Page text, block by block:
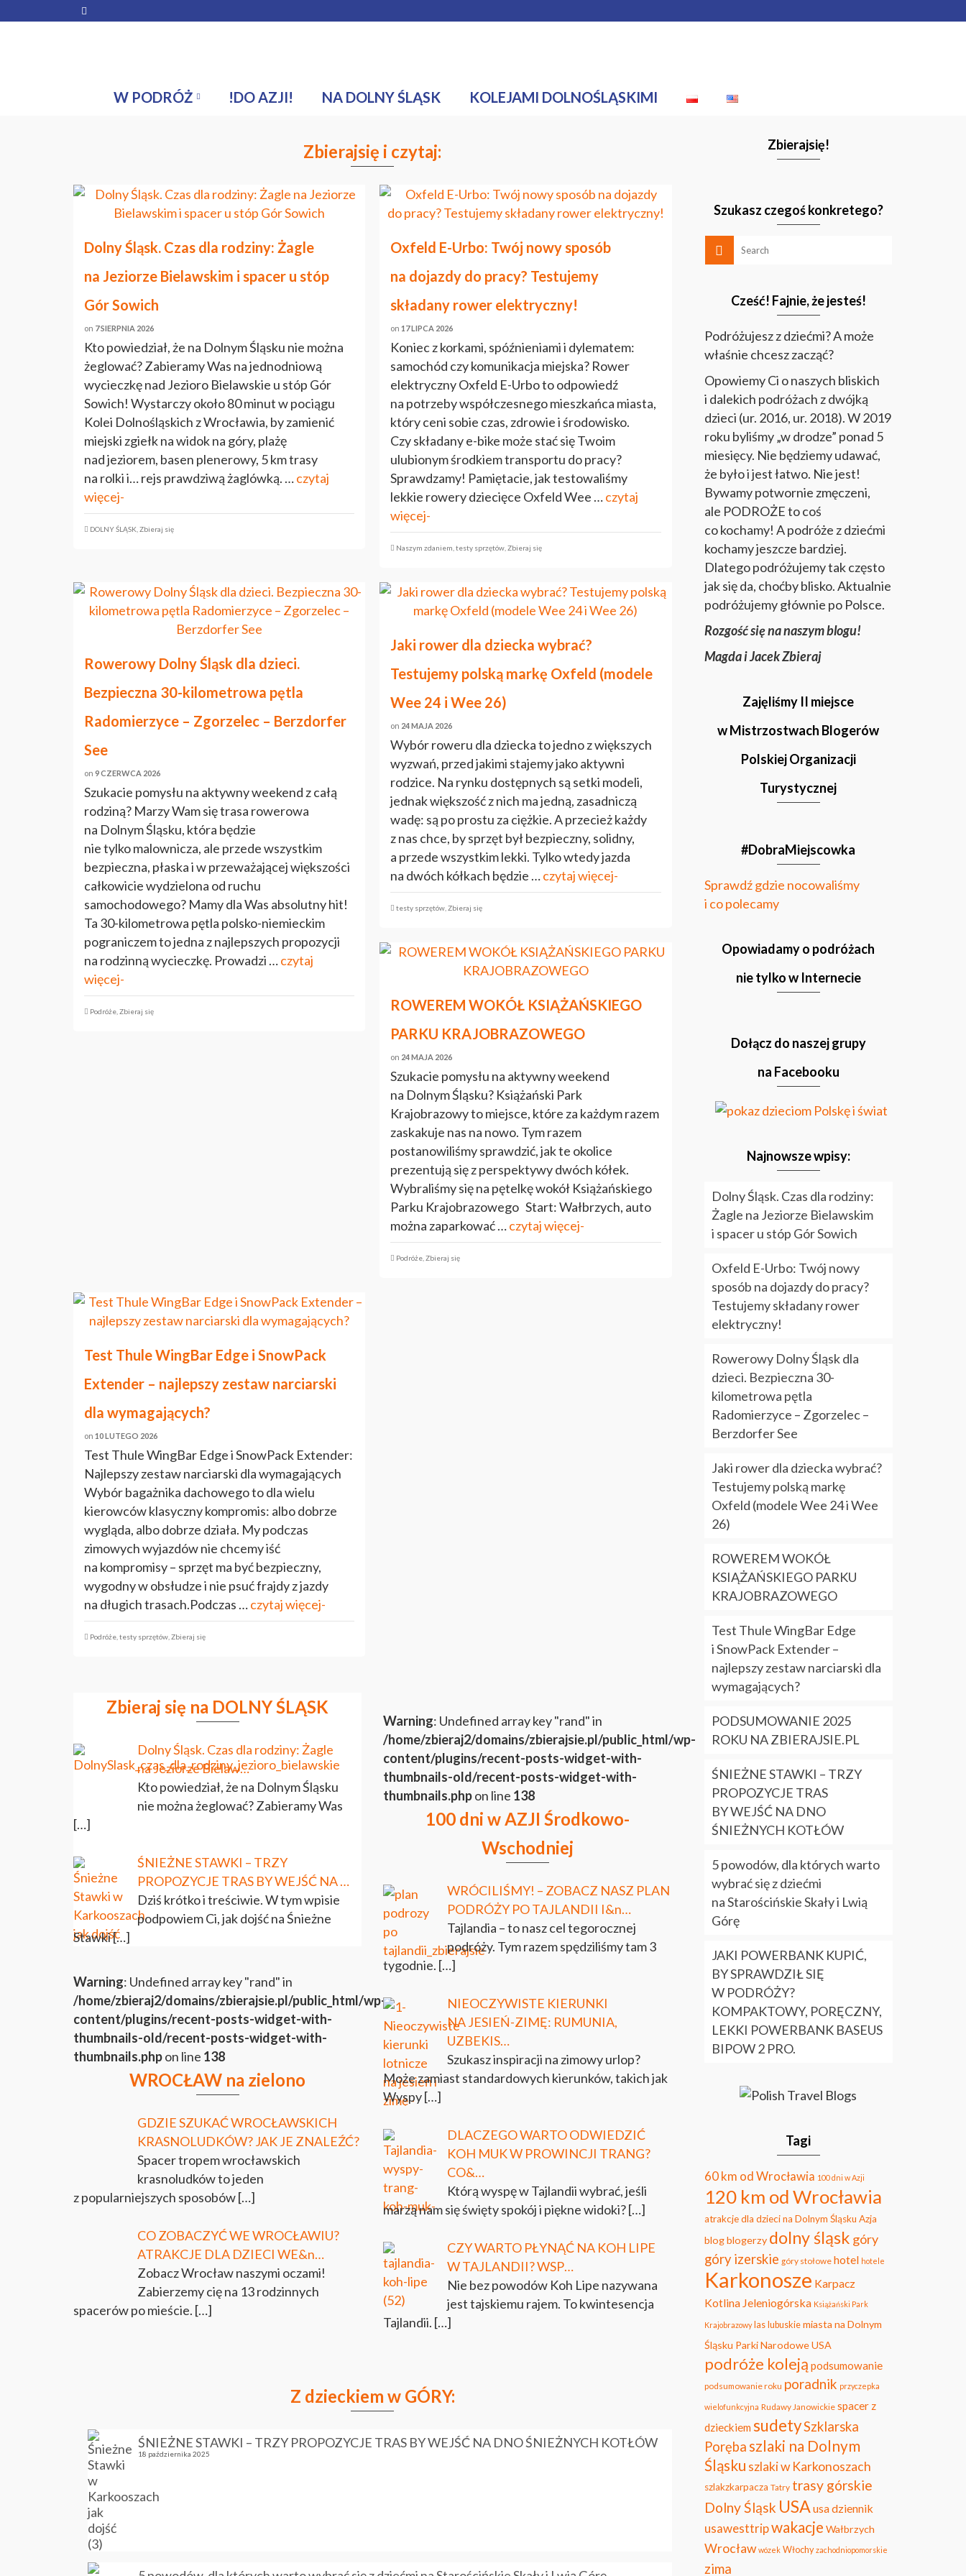
W PODRÓŻ !DO AZJI! NA DOLNY ŚLĄSK KOLEJAMI DOLNOŚLĄSKIMI
Zbierajsię i czytaj:
Dolny Śląsk. Czas dla rodziny: Żagle
na Jeziorze Bielawskim i spacer u stóp
Gór Sowich
on 7 SIERPNIA 2026
Kto powiedział, że na Dolnym Śląsku nie można
żeglować? Zabieramy Was na jednodniową
wycieczkę nad Jezioro Bielawskie u stóp Gór
Sowich! Wystarczy około 80 minut w pociągu
Kolei Dolnośląskich z Wrocławia, by zamienić
miejski zgiełk na widok na góry, plażę
nad jeziorem, basen plenerowy, 5 km trasy
na rolki i… rejs prawdziwą żaglówką. …czytaj
więcej-
DOLNY ŚLĄSK Zbieraj się
Oxfeld E-Urbo: Twój nowy sposób
na dojazdy do pracy? Testujemy
składany rower elektryczny!
on17 LIPCA 2026
Koniec z korkami, spóźnieniami i dylematem:
samochód czy komunikacja miejska? Rower
elektryczny Oxfeld E-Urbo to odpowiedź
na potrzeby współczesnego mieszkańca miasta,
który ceni sobie czas, zdrowie i środowisko.
Czy składany e-bike może stać się Twoim
ulubionym środkiem transportu do pracy?
Sprawdzamy! Pamiętacie, jak testowaliśmy
lekkie rowery dziecięce Oxfeld Wee …czytaj
więcej-
Naszym zdaniem ,testy sprzętów ,Zbieraj się
Rowerowy Dolny Śląsk dla dzieci.
Bezpieczna 30-kilometrowa pętla
Radomierzyce – Zgorzelec – Berzdorfer
See
on 9 CZERWCA 2026
Szukacie pomysłu na aktywny weekend z całą
rodziną? Marzy Wam się trasa rowerowa
na Dolnym Śląsku, która będzie
nie tylko malownicza, ale przede wszystkim
bezpieczna, płaska i w przeważającej większości
całkowicie wydzielona od ruchu
samochodowego? Mamy dla Was absolutny hit!
Ta 30-kilometrowa pętla polsko-niemieckim
pograniczem to jedna z najlepszych propozycji
na rodzinną wycieczkę. Prowadzi …czytaj
więcej-
Podróże Zbieraj się
Jaki rower dla dziecka wybrać?
Testujemy polską markę Oxfeld (modele
Wee 24 i Wee 26)
on 24 MAJA 2026
Wybór roweru dla dziecka to jedno z większych
wyzwań, przed jakimi stajemy jako aktywni
rodzice. Na rynku dostępnych są setki modeli,
jednak większość z nich ma jedną, zasadniczą
wadę: są po prostu za ciężkie. A przecież każdy
z nas chce, by sprzęt był bezpieczny, solidny,
a przede wszystkim lekki. Tylko wtedy jazda
na dwóch kółkach będzie …czytaj więcej-
testy sprzętów ,Zbieraj się
ROWEREM WOKÓŁ KSIĄŻAŃSKIEGO
PARKU KRAJOBRAZOWEGO
on 24 MAJA 2026
Szukacie pomysłu na aktywny weekend
na Dolnym Śląsku? Książański Park
Krajobrazowy to miejsce, które za każdym razem
zaskakuje nas na nowo. Tym razem
postanowiliśmy sprawdzić, jak te okolice
prezentują się z perspektywy dwóch kółek.
Wybraliśmy się na pętelkę wokół Książańskiego
Parku Krajobrazowego Start: Wałbrzych, auto
można zaparkować …czytaj więcej-
Podróże ,Zbieraj się
Test Thule WingBar Edge i SnowPack
Extender – najlepszy zestaw narciarski
dla wymagających?
on 10 LUTEGO 2026
Test Thule WingBar Edge i SnowPack Extender:
Najlepszy zestaw narciarski dla wymagających
Wybór bagażnika dachowego to dla wielu
kierowców klasyczny kompromis: albo dobrze
wygląda, albo dobrze działa. My podczas
zimowych wyjazdów nie chcemy iść
na kompromisy – sprzęt ma być bezpieczny,
wygodny w obsłudze i nie psuć frajdy z jazdy
na długich trasach.Podczas …czytaj więcej-
Podróże testy sprzętów Zbieraj się
Zbieraj się na DOLNY ŚLĄSK
Dolny Śląsk. Czas dla rodziny: Żagle
na Jeziorze Bielaw…
Kto powiedział, że na Dolnym Śląsku
nie można żeglować? Zabieramy Was
[…]
ŚNIEŻNE STAWKI – TRZY
PROPOZYCJE TRAS BY WEJŚĆ NA …
Dziś krótko i treściwie. W tym wpisie
podpowiem Ci, jak dojść na Śnieżne
Stawki[…]
Warning: Undefined array key "rand" in
/home/zbieraj2/domains/zbierajsie.pl/public_html/wp-
content/plugins/recent-posts-widget-with-
thumbnails-old/recent-posts-widget-with-
thumbnails.phpon line 138
WROCŁAW na zielono
GDZIE SZUKAĆ WROCŁAWSKICH
KRASNOLUDKÓW? JAK JE ZNALEŹĆ?
Spacer tropem wrocławskich
krasnoludków to jeden
z popularniejszych sposobów[…]
CO ZOBACZYĆ WE WROCŁAWIU?
ATRAKCJE DLA DZIECI WE&n…
Zobacz Wrocław naszymi oczami!
Zabierzemy cię na 13 rodzinnych
spacerów po mieście. […]
Warning: Undefined array key "rand" in
/home/zbieraj2/domains/zbierajsie.pl/public_html/wp-
content/plugins/recent-posts-widget-with-
thumbnails-old/recent-posts-widget-with-
thumbnails.phpon line 138
100 dni w AZJI Środkowo-
Wschodniej
WRÓCILIŚMY! – ZOBACZ NASZ PLAN
PODRÓŻY PO TAJLANDII I&n…
Tajlandia – to nasz cel tegorocznej
podróży. Tym razem spędziliśmy tam 3
tygodnie. […]
NIEOCZYWISTE KIERUNKI
NA JESIEŃ-ZIMĘ: RUMUNIA,
UZBEKIS…
Szukasz inspiracji na zimowy urlop?
Może zamiast standardowych kierunków, takich jak
Wyspy[…]
DLACZEGO WARTO ODWIEDZIĆ
KOH MUK W PROWINCJI TRANG?
CO&…
Którą wyspę w Tajlandii wybrać, jeśli
marzą nam się święty spokój i piękne widoki?[…]
CZY WARTO PŁYNĄĆ NA KOH LIPE
W TAJLANDII? WSP…
Nie bez powodów Koh Lipe nazywana
jest tajskiemu rajem. To kwintesencja
Tajlandii. […]
Z dzieckiem w GÓRY:
ŚNIEŻNE STAWKI – TRZY PROPOZYCJE TRAS BY WEJŚĆ NA DNO ŚNIEŻNYCH KOTŁÓW
18 października 2025
Zbierajsię!
Szukasz czegoś konkretego?
Cześć! Fajnie, że jesteś!
Podróżujesz z dziećmi? A może
właśnie chcesz zacząć?
Opowiemy Ci o naszych bliskich
i dalekich podróżach z dwójką
dzieci (ur. 2016, ur. 2018). W 2019
roku byliśmy „w drodze” ponad 5
miesięcy. Nie będziemy udawać,
że było i jest łatwo. Nie jest!
Bywamy potwornie zmęczeni,
ale PODROŻE to coś
co kochamy! A podróże z dziećmi
kochamy jeszcze bardziej.
Dlatego podróżujemy tak często
jak się da, choćby blisko. Aktualnie
podróżujemy głównie po Polsce.
Rozgość się na naszym blogu!
Magda i Jacek Zbieraj
Zajęliśmy II miejsce
w Mistrzostwach Blogerów
Polskiej Organizacji
Turystycznej
#DobraMiejscowka
Sprawdź gdzie nocowaliśmy
i co polecamy
Opowiadamy o podróżach
nie tylko w Internecie
Dołącz do naszej grupy
na Facebooku
Najnowsze wpisy:
Dolny Śląsk. Czas dla rodziny:
Żagle na Jeziorze Bielawskim
i spacer u stóp Gór Sowich
Oxfeld E-Urbo: Twój nowy
sposób na dojazdy do pracy?
Testujemy składany rower
elektryczny!
Rowerowy Dolny Śląsk dla
dzieci. Bezpieczna 30-
kilometrowa pętla
Radomierzyce – Zgorzelec –
Berzdorfer See
Jaki rower dla dziecka wybrać?
Testujemy polską markę
Oxfeld (modele Wee 24 i Wee
26)
ROWEREM WOKÓŁ
KSIĄŻAŃSKIEGO PARKU
KRAJOBRAZOWEGO
Test Thule WingBar Edge
i SnowPack Extender –
najlepszy zestaw narciarski dla
wymagających?
PODSUMOWANIE 2025
ROKU NA ZBIERAJSIE.PL
ŚNIEŻNE STAWKI – TRZY
PROPOZYCJE TRAS
BY WEJŚĆ NA DNO
ŚNIEŻNYCH KOTŁÓW
5 powodów, dla których warto
wybrać się z dziećmi
na Starościńskie Skały i Lwią
Górę
JAKI POWERBANK KUPIĆ,
BY SPRAWDZIŁ SIĘ
W PODRÓŻY?
KOMPAKTOWY, PORĘCZNY,
LEKKI POWERBANK BASEUS
BIPOW 2 PRO.
Tagi
60 km od Wrocławia 100 dni w Azji
120 km od Wrocławia
atrakcje dla dzieci na Dolnym Śląsku Azja
blog blogerzy dolny śląsk góry
góry izerskie góry stołowe hotel hotele
Karkonosze Karpacz
Kotlina Jeleniogórska Książański Park
Krajobrazowy las lubuskie miasta na Dolnym
Śląsku Parki Narodowe USA
podróże koleją podsumowanie
podsumowanie roku poradnik przyczepka
wielofunkcyjna Rudawy Janowickie spacer z
dzieckiem sudetySzklarska
Poręba szlaki na Dolnym
Śląsku szlaki w Karkonoszach
szlakzkarpacza Tatry trasy górskie
Dolny Śląsk USAusa dziennik
usawesttripwakacje Wałbrzych
Wrocław wózek Włochy zachodniopomorskie
zima